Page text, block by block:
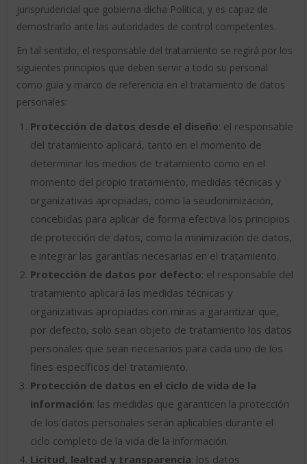
jurisprudencial que gobierna dicha Política, y es capaz de
demostrarlo ante las autoridades de control competentes.
En tal sentido, el responsable del tratamiento se regirá por los
siguientes principios que deben servir a todo su personal
como guía y marco de referencia en el tratamiento de datos
personales:
Protección de datos desde el diseño: el responsable
del tratamiento aplicará, tanto en el momento de
determinar los medios de tratamiento como en el
momento del propio tratamiento, medidas técnicas y
organizativas apropiadas, como la seudonimización,
concebidas para aplicar de forma efectiva los principios
de protección de datos, como la minimización de datos,
e integrar las garantías necesarias en el tratamiento.
Protección de datos por defecto: el responsable del
tratamiento aplicará las medidas técnicas y
organizativas apropiadas con miras a garantizar que,
por defecto, solo sean objeto de tratamiento los datos
personales que sean necesarios para cada uno de los
fines específicos del tratamiento.
Protección de datos en el ciclo de vida de la
información: las medidas que garanticen la protección
de los datos personales serán aplicables durante el
ciclo completo de la vida de la información.
Licitud, lealtad y transparencia: los datos